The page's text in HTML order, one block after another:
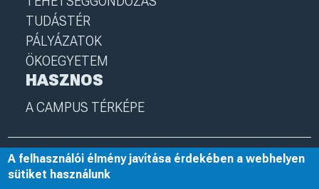
TUDÁSTÉR
PÁLYÁZATOK
ÖKOEGYETEM
HASZNOS
A CAMPUS TÉRKÉPE
© 2025 Nyíregyházi Egyetem I nye.hu I Minden jog fenntartva
A felhasználói élmény javítása érdekében a webhelyen
sütiket használunk